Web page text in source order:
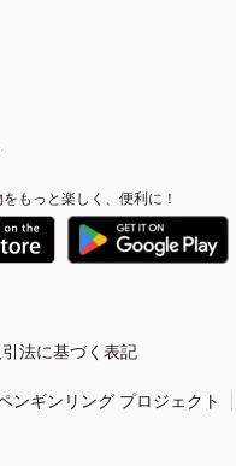
もっと楽しく、便利に！
法に基づく表記
ンギンリング プロジェクト